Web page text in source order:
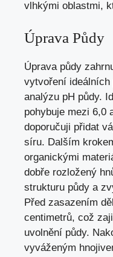
vlhkými oblastmi,
Úprava Půdy
Úprava půdy
vytvoření ideálních
analýzu pH půdy.
pohybuje mezi 6,0
doporučuji přidat
síru. Dalším
organickými
dobře rozložený
strukturu půdy a
Před zasazením
centimetrů, což
uvolnění půdy.
vyváženým